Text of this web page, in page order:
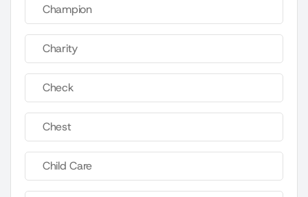
Champion
Charity
Check
Chest
Child Care